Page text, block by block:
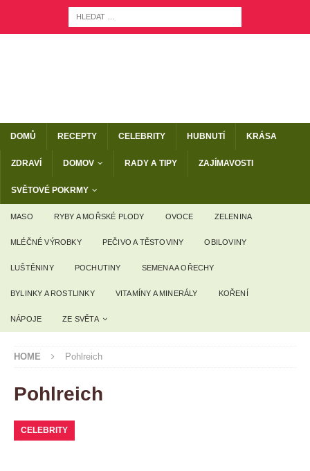
DOMŮ RECEPTY CELEBRITY HUBNUTÍ KRÁSA
ZDRAVÍ DOMOV RADY A TIPY ZAJÍMAVOSTI
SVĚTOVÉ POKRMY
MASO RYBY A MOŘSKÉ PLODY OVOCE ZELENINA
MLÉČNÉ VÝROBKY PEČIVO A TĚSTOVINY OBILOVINY
LUŠTĚNINY POCHUTINY SEMENA A OŘECHY
BYLINKY A ROSTLINKY VITAMÍNY A MINERÁLY KOŘENÍ
NÁPOJE ZE SVĚTA
HOME Pohlreich
Pohlreich
CELEBRITY